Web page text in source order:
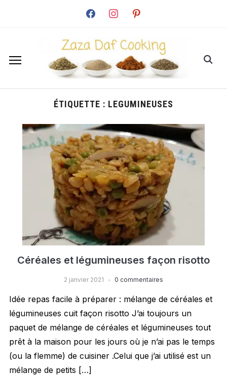
facebook instagrampinterest
ÉTIQUETTE : LEGUMINEUSES
Céréales et légumineuses façon risotto
2 janvier 2021 0 commentaires
Idée repas facile à préparer : mélange de céréales et
légumineuses cuit façon risotto J’ai toujours un
paquet de mélange de céréales et légumineuses tout
prêt à la maison pour les jours où je n’ai pas le temps
(ou la flemme) de cuisiner .Celui que j’ai utilisé est un
mélange de petits […]